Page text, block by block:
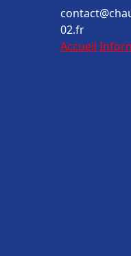
02.fr
Accueil